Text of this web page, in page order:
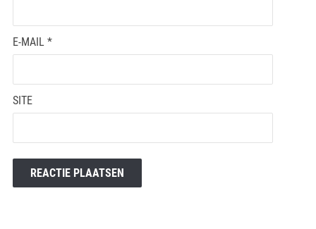
E-MAIL *
SITE